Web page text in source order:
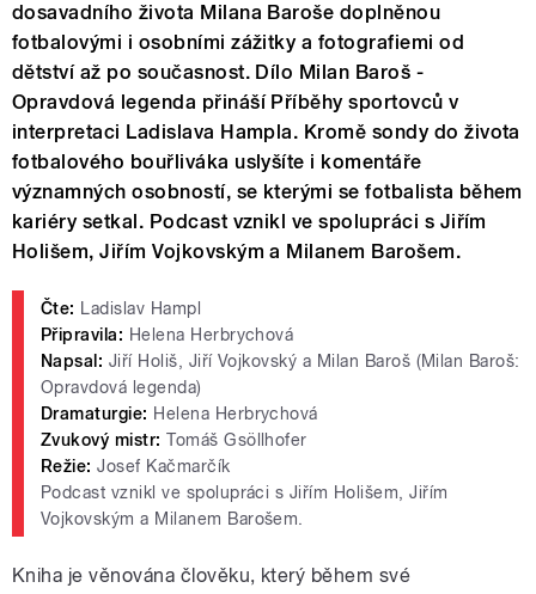
dosavadního života Milana Baroše doplněnou
fotbalovými i osobními zážitky a fotografiemi od
dětství až po současnost. Dílo Milan Baroš -
Opravdová legenda přináší Příběhy sportovců v
interpretaci Ladislava Hampla. Kromě sondy do života
fotbalového bouřliváka uslyšíte i komentáře
významných osobností, se kterými se fotbalista během
kariéry setkal. Podcast vznikl ve spolupráci s Jiřím
Holišem, Jiřím Vojkovským a Milanem Barošem.
Čte: Ladislav Hampl
Připravila: Helena Herbrychová
Napsal: Jiří Holiš, Jiří Vojkovský a Milan Baroš (Milan Baroš:
Opravdová legenda)
Dramaturgie: Helena Herbrychová
Zvukový mistr: Tomáš Gsöllhofer
Režie: Josef Kačmarčík
Podcast vznikl ve spolupráci s Jiřím Holišem, Jiřím
Vojkovským a Milanem Barošem.
Kniha je věnována člověku, který během své